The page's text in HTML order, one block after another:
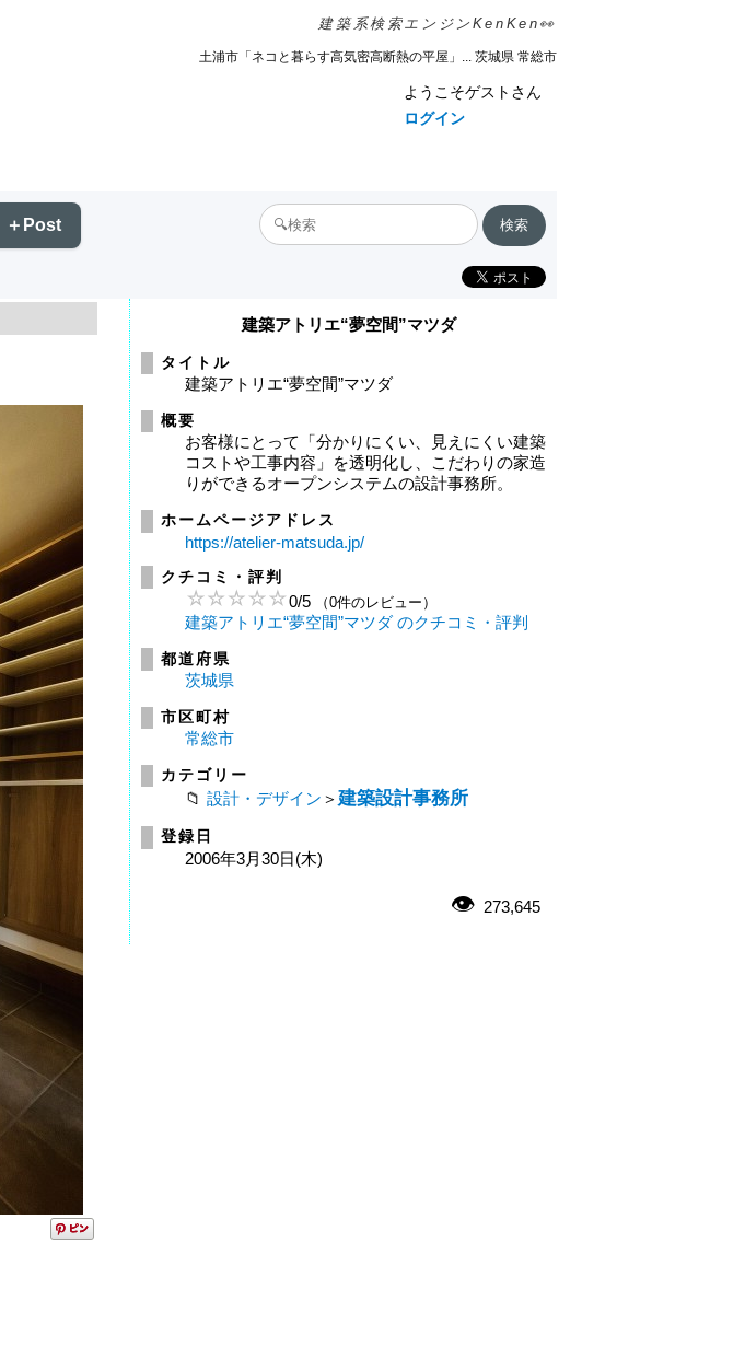
建築系検索エンジンKenKen👀
土浦市「ネコと暮らす高気密高断熱の平屋」... 茨城県 常総市
ようこそゲストさん
ログイン
＋Post
建築アトリエ“夢空間”マツダ
タイトル
建築アトリエ“夢空間”マツダ
概要
お客様にとって「分かりにくい、見えにくい建築
コストや工事内容」を透明化し、こだわりの家造
りができるオープンシステムの設計事務所。
ホームページアドレス
https://atelier-matsuda.jp/
クチコミ・評判
0/5 （0件のレビュー）
建築アトリエ“夢空間”マツダ のクチコミ・評判
都道府県
茨城県
市区町村
常総市
カテゴリー
設計・デザイン ＞ 建築設計事務所
登録日
2006年3月30日(木)
273,645